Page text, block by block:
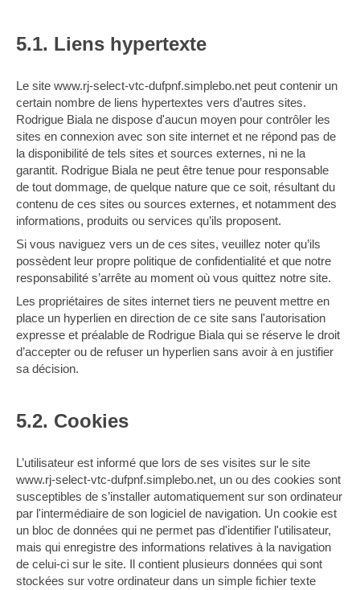
5.1. Liens hypertexte
Le site www.rj-select-vtc-dufpnf.simplebo.net peut contenir un
certain nombre de liens hypertextes vers d’autres sites.
Rodrigue Biala ne dispose d'aucun moyen pour contrôler les
sites en connexion avec son site internet et ne répond pas de
la disponibilité de tels sites et sources externes, ni ne la
garantit. Rodrigue Biala ne peut être tenue pour responsable
de tout dommage, de quelque nature que ce soit, résultant du
contenu de ces sites ou sources externes, et notamment des
informations, produits ou services qu’ils proposent.
Si vous naviguez vers un de ces sites, veuillez noter qu’ils
possèdent leur propre politique de confidentialité et que notre
responsabilité s’arrête au moment où vous quittez notre site.
Les propriétaires de sites internet tiers ne peuvent mettre en
place un hyperlien en direction de ce site sans l'autorisation
expresse et préalable de Rodrigue Biala qui se réserve le droit
d’accepter ou de refuser un hyperlien sans avoir à en justifier
sa décision.
5.2. Cookies
L’utilisateur est informé que lors de ses visites sur le site
www.rj-select-vtc-dufpnf.simplebo.net, un ou des cookies sont
susceptibles de s’installer automatiquement sur son ordinateur
par l'intermédiaire de son logiciel de navigation. Un cookie est
un bloc de données qui ne permet pas d'identifier l'utilisateur,
mais qui enregistre des informations relatives à la navigation
de celui-ci sur le site. Il contient plusieurs données qui sont
stockées sur votre ordinateur dans un simple fichier texte